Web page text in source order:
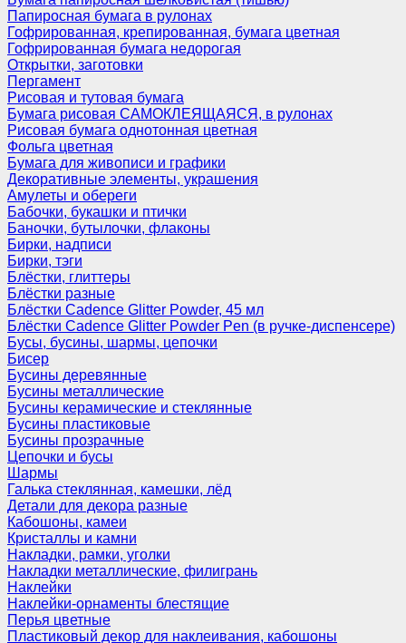
Папиросная бумага в рулонах
Гофрированная, крепированная, бумага цветная
Гофрированная бумага недорогая
Открытки, заготовки
Пергамент
Рисовая и тутовая бумага
Бумага рисовая САМОКЛЕЯЩАЯСЯ, в рулонах
Рисовая бумага однотонная цветная
Фольга цветная
Бумага для живописи и графики
Декоративные элементы, украшения
Амулеты и обереги
Бабочки, букашки и птички
Баночки, бутылочки, флаконы
Бирки, надписи
Бирки, тэги
Блёстки, глиттеры
Блёстки разные
Блёстки Cadence Glitter Powder, 45 мл
Блёстки Cadence Glitter Powder Pen (в ручке-диспенсере)
Бусы, бусины, шармы, цепочки
Бисер
Бусины деревянные
Бусины металлические
Бусины керамические и стеклянные
Бусины пластиковые
Бусины прозрачные
Цепочки и бусы
Шармы
Галька стеклянная, камешки, лёд
Детали для декора разные
Кабошоны, камеи
Кристаллы и камни
Накладки, рамки, уголки
Накладки металлические, филигрань
Наклейки
Наклейки-орнаменты блестящие
Перья цветные
Пластиковый декор для наклеивания, кабошоны